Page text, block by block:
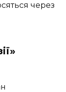
через